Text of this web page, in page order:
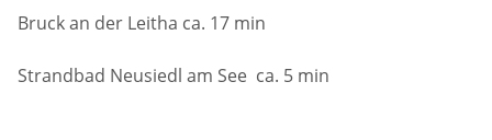
Bruck an der Leitha ca. 17 min
Strandbad Neusiedl am See ca. 5 min